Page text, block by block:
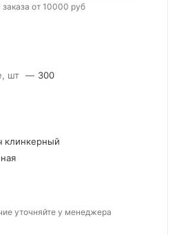
от 10000 руб
шт — 300
клинкерный
уточняйте у менеджера